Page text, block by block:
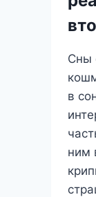
Сны
в
ним